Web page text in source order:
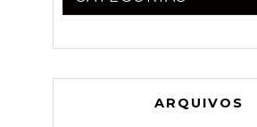
ARQUIVOS